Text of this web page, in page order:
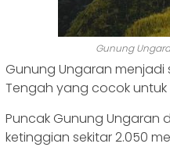
Gunung
Gunung Ungaran
Tengah yang cocok untuk
Puncak Gunung Ungaran
ketinggian sekitar 2.050